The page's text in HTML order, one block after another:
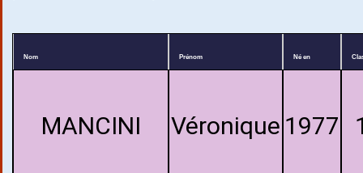
Nom Prénom Né en
MANCINI Véronique 1977